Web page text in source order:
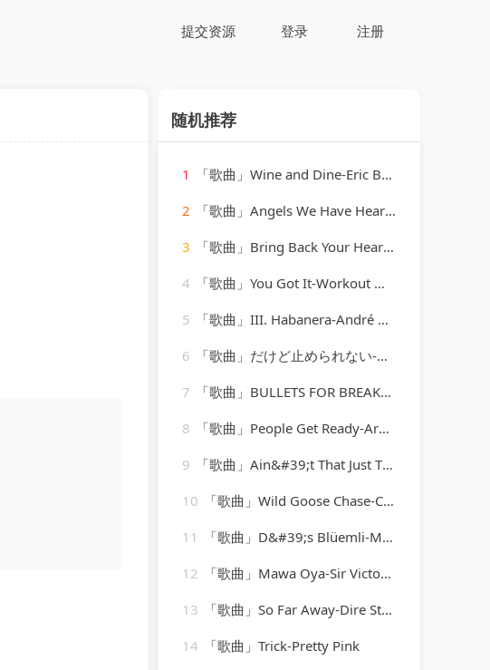
提交资源 登录 注册
随机推荐
1
「歌曲」Wine and Dine-Eric Bolvin
2
「歌曲」Angels We Have Heard On High-Mitchell Cardenas
3
「歌曲」Bring Back Your Heart-the del vikings
4
「歌曲」You Got It-Workout Music
5
「歌曲」III. Habanera-André Cluytens
6
「歌曲」だけど止められない-MANISH
7
「歌曲」BULLETS FOR BREAKFAST-TOC
8
「歌曲」People Get Ready-Aretha Franklin
9
「歌曲」Ain&#39;t That Just The Way-Best Of Hits (最佳点击率)
10
「歌曲」Wild Goose Chase-Casa Loma Orchestra
11
「歌曲」D&#39;s Blüemli-Max Weilenmann Mit Seinen Volksmusikanten
12
「歌曲」Mawa Oya-Sir Victor Uwaifo
13
「歌曲」So Far Away-Dire Straits
14
「歌曲」Trick-Pretty Pink